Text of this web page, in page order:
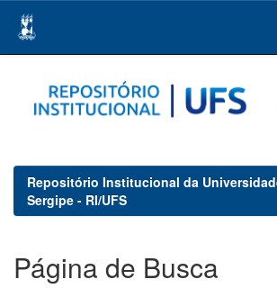
navigation
Repositório Institucional da
Sergipe - RI/UFS
Página de Busca